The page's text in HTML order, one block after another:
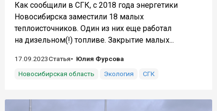
Как сообщили в СГК, с 2018 года энергетики
Новосибирска заместили 18 малых
теплоисточников. Один из них еще работал
на дизельном(!) топливе. Закрытие малых...
17.09.2023Статья
Юлия Фурсова
Новосибирская область
Экология СГК